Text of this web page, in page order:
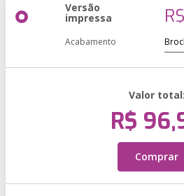
Versão
impressa
Acabamento
Valor total:
R$
Comprar